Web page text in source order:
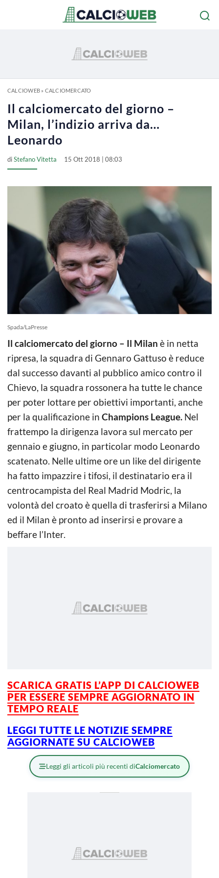
CALCIOWEB» CALCIOMERCATO
Il calciomercato del giorno –
Milan, l’indizio arriva da…
Leonardo
diStefano Vitetta 15 Ott 2018 | 08:03
Spada/LaPresse
Il calciomercato del giorno – Il Milan è in netta
ripresa, la squadra di Gennaro Gattuso è reduce
dal successo davanti al pubblico amico contro il
Chievo, la squadra rossonera ha tutte le chance
per poter lottare per obiettivi importanti, anche
per la qualificazione in Champions League. Nel
frattempo la dirigenza lavora sul mercato per
gennaio e giugno, in particolar modo Leonardo
scatenato. Nelle ultime ore un like del dirigente
ha fatto impazzire i tifosi, il destinatario era il
centrocampista del Real Madrid Modric, la
volontà del croato è quella di trasferirsi a Milano
ed il Milan è pronto ad inserirsi e provare a
beffare l’Inter.
SCARICA GRATIS L’APP DI CALCIOWEB
PER ESSERE SEMPRE AGGIORNATO IN
TEMPO REALE
LEGGI TUTTE LE NOTIZIE SEMPRE
AGGIORNATE SU CALCIOWEB
Leggi gli articoli più recenti diCalciomercato